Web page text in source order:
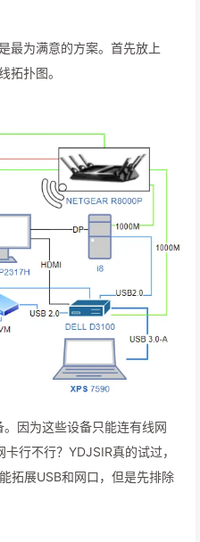
最为满意的方案。首先放上
拓扑图。
因为这些设备只能连有线网
行不行？YDJSIR真的试过，
拓展USB和网口，但是先排除